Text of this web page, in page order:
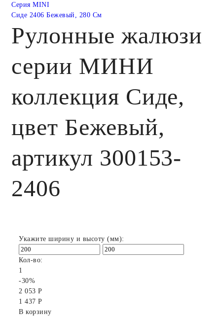
Серия MINI
Сиде 2406 Бежевый, 280 См
Рулонные жалюзи
серии МИНИ
коллекция Сиде,
цвет Бежевый,
артикул 300153-
2406
Укажите ширину и высоту (мм):
Кол-во:
1
-30%
2 053 Р
1 437 Р
В корзину